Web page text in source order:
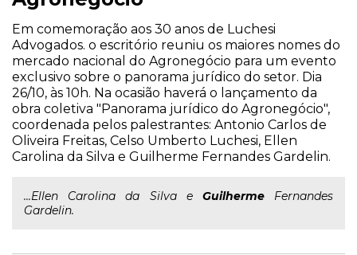
Em comemoração aos 30 anos de Luchesi
Advogados. o escritório reuniu os maiores nomes do
mercado nacional do Agronegócio para um evento
exclusivo sobre o panorama jurídico do setor. Dia
26/10, às 10h. Na ocasião haverá o lançamento da
obra coletiva "Panorama jurídico do Agronegócio",
coordenada pelos palestrantes: Antonio Carlos de
Oliveira Freitas, Celso Umberto Luchesi, Ellen
Carolina da Silva e Guilherme Fernandes Gardelin.
...Ellen Carolina da Silva e GuilhermeFernandes
Gardelin.